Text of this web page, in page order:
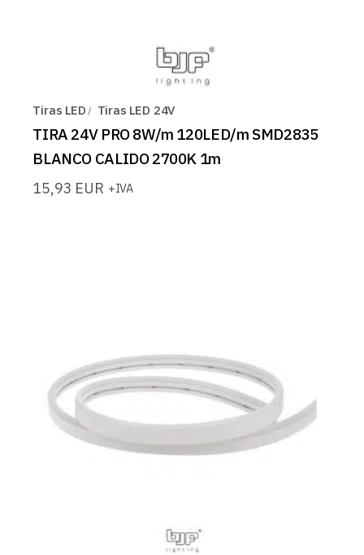
Tiras LED Tiras LED 24V
TIRA 24V PRO 8W/m 120LED/m SMD2835
BLANCO CALIDO 2700K 1m
15,93 EUR +IVA